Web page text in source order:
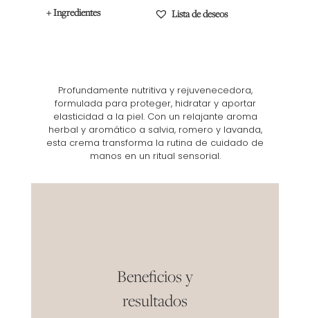
+ Ingredientes Lista de deseos
Profundamente nutritiva y rejuvenecedora,
formulada para proteger, hidratar y aportar
elasticidad a la piel. Con un relajante aroma
herbal y aromático a salvia, romero y lavanda,
esta crema transforma la rutina de cuidado de
manos en un ritual sensorial.
Beneficios y
resultados